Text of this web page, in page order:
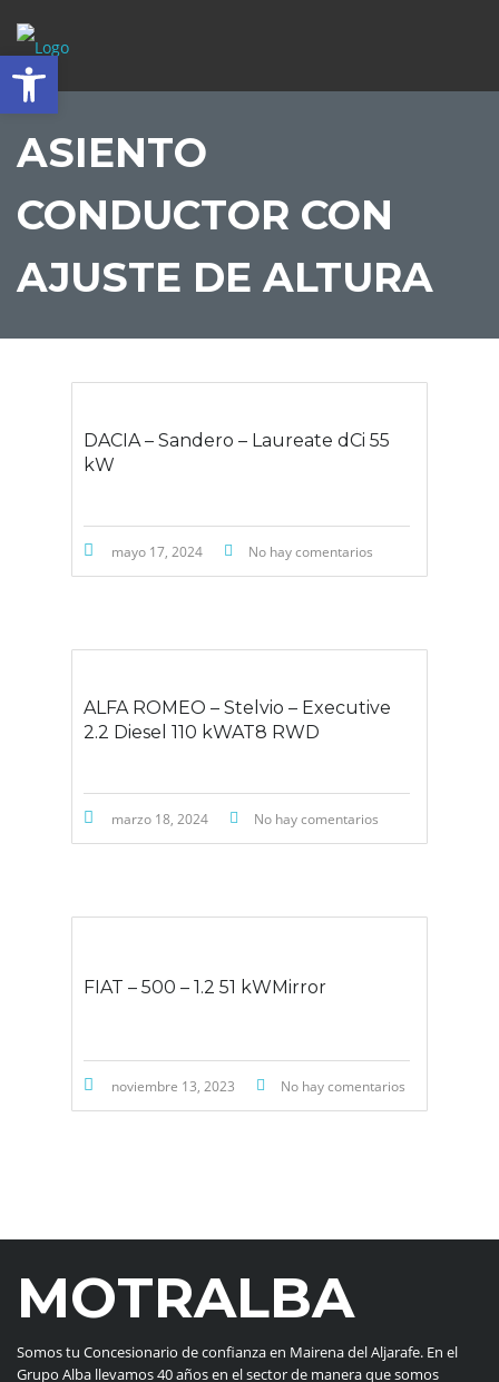
ASIENTO
CONDUCTOR CON
AJUSTE DE ALTURA
DACIA – Sandero – Laureate dCi 55
kW
mayo 17, 2024 No hay comentarios
ALFA ROMEO – Stelvio – Executive
2.2 Diesel 110 kWAT8 RWD
marzo 18, 2024 No hay comentarios
FIAT – 500 – 1.2 51 kWMirror
noviembre 13, 2023 No hay comentarios
MOTRALBA
Somos tu Concesionario de confianza en Mairena del Aljarafe. En el
Grupo Alba llevamos 40 años en el sector de manera que somos
Abrir barra de herramientas